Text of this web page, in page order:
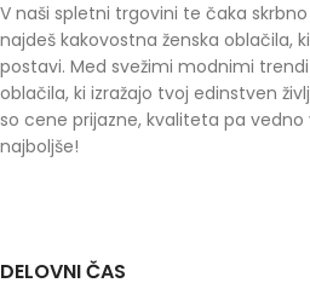
V naši spletni trgovini te čaka
najdeš kakovostna ženska oblačila,
postavi. Med svežimi modnimi
oblačila, ki izražajo tvoj edinstven
so cene prijazne, kvaliteta pa vedno
najboljše!
DELOVNI ČAS